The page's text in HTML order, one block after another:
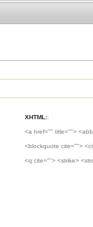
XHTML::
<a href="" title="">
<blockquote cite="">
<q cite=""> <strike>